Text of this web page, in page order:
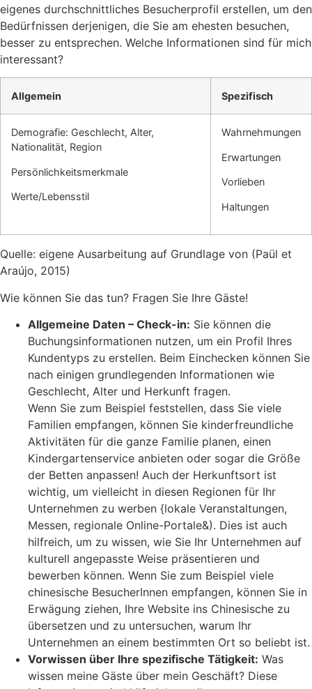
eigenes durchschnittliches Besucherprofil erstellen, um den
Bedürfnissen derjenigen, die Sie am ehesten besuchen,
besser zu entsprechen. Welche Informationen sind für mich
interessant?
Allgemein Spezifisch
Demografie: Geschlecht, Alter,
Nationalität, Region
Persönlichkeitsmerkmale
Werte/Lebensstil
Wahrnehmungen
Erwartungen
Vorlieben
Haltungen
Quelle: eigene Ausarbeitung auf Grundlage von (Paül et
Araújo, 2015)
Wie können Sie das tun? Fragen Sie Ihre Gäste!
Allgemeine Daten – Check-in: Sie können die
Buchungsinformationen nutzen, um ein Profil Ihres
Kundentyps zu erstellen. Beim Einchecken können Sie
nach einigen grundlegenden Informationen wie
Geschlecht, Alter und Herkunft fragen.
Wenn Sie zum Beispiel feststellen, dass Sie viele
Familien empfangen, können Sie kinderfreundliche
Aktivitäten für die ganze Familie planen, einen
Kindergartenservice anbieten oder sogar die Größe
der Betten anpassen! Auch der Herkunftsort ist
wichtig, um vielleicht in diesen Regionen für Ihr
Unternehmen zu werben {lokale Veranstaltungen,
Messen, regionale Online-Portale&). Dies ist auch
hilfreich, um zu wissen, wie Sie Ihr Unternehmen auf
kulturell angepasste Weise präsentieren und
bewerben können. Wenn Sie zum Beispiel viele
chinesische BesucherInnen empfangen, können Sie in
Erwägung ziehen, Ihre Website ins Chinesische zu
übersetzen und zu untersuchen, warum Ihr
Unternehmen an einem bestimmten Ort so beliebt ist.
Vorwissen über Ihre spezifische Tätigkeit: Was
wissen meine Gäste über mein Geschäft? Diese